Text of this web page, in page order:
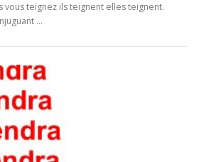
vous teignez ils teignent elles teignent.
…